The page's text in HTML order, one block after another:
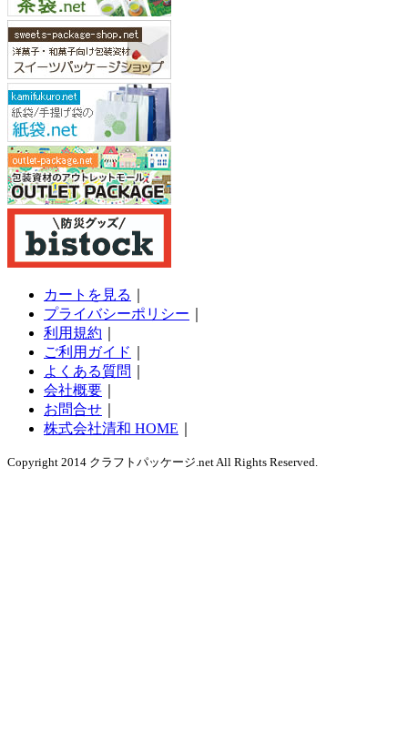
カートを見る
プライバシーポリシー
利用規約
ご利用ガイド
よくある質問
会社概要
お問合せ
株式会社清和 HOME
Copyright 2014 クラフトパッケージ.net All Rights Reserved.